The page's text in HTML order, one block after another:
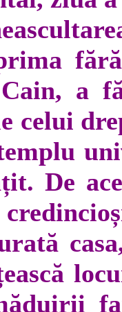
a
celui
De